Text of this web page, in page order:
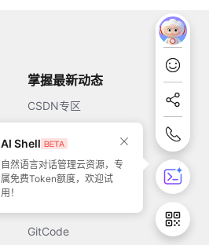
掌握最新动态
CSDN专区
51CTO
GitCode
AI Shell
自然语言对话管理云资源，专
属免费Token额度，欢迎试
用！